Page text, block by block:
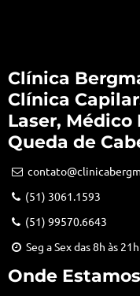
Clínica
Clínica
Laser,
Queda de
(51) 3061.1593
(51) 99570.6643
Seg a Sex das 8h às
Onde Estamos